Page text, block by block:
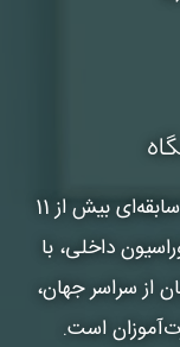
با سابقه‌ای بیش از 11
داخلی، با
از سراسر جهان،
است.